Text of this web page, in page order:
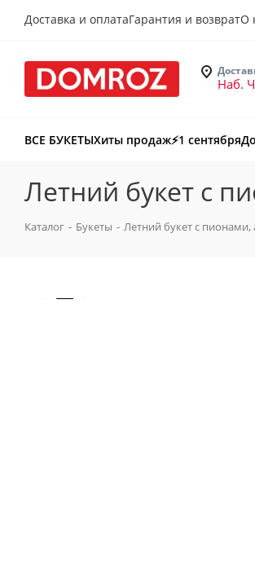
Доставка и оплатаГарантия и возвратО
Наб.
ВСЕ БУКЕТЫХиты продаж⚡️1 сентября
Летний букет с
Каталог - Букеты - Летний букет с